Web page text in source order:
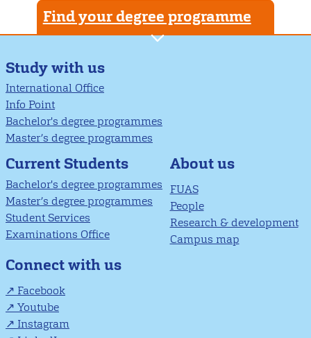
Find your degree programme
Study with us
International Office
Info Point
Bachelor's degree programmes
Master’s degree programmes
Current Students
Bachelor's degree programmes
Master’s degree programmes
Student Services
Examinations Office
About us
FUAS
People
Research & development
Campus map
Connect with us
Facebook
Youtube
Instagram